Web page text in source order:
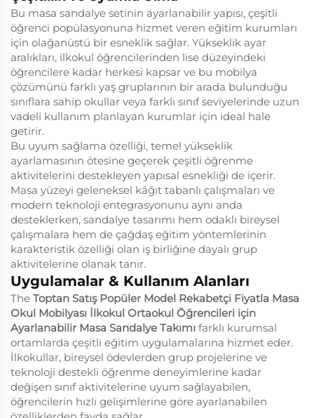
Bu masa sandalye setinin ayarlanabilir yapısı, çeşitli
öğrenci popülasyonuna hizmet veren eğitim kurumları
için olağanüstü bir esneklik sağlar. Yükseklik ayar
aralıkları, ilkokul öğrencilerinden lise düzeyindeki
öğrencilere kadar herkesi kapsar ve bu mobilya
çözümünü farklı yaş gruplarının bir arada bulunduğu
sınıflara sahip okullar veya farklı sınıf seviyelerinde uzun
vadeli kullanım planlayan kurumlar için ideal hale
getirir.
Bu uyum sağlama özelliği, temel yükseklik
ayarlamasının ötesine geçerek çeşitli öğrenme
aktivitelerini destekleyen yapısal esnekliği de içerir.
Masa yüzeyi geleneksel kâğıt tabanlı çalışmaları ve
modern teknoloji entegrasyonunu aynı anda
desteklerken, sandalye tasarımı hem odaklı bireysel
çalışmalara hem de çağdaş eğitim yöntemlerinin
karakteristik özelliği olan iş birliğine dayalı grup
aktivitelerine olanak tanır.
Uygulamalar & Kullanım Alanları
The Toptan Satış Popüler Model Rekabetçi Fiyatla Masa
Okul Mobilyası İlkokul Ortaokul Öğrencileri için
Ayarlanabilir Masa Sandalye Takımı farklı kurumsal
ortamlarda çeşitli eğitim uygulamalarına hizmet eder.
İlkokullar, bireysel ödevlerden grup projelerine ve
teknoloji destekli öğrenme deneyimlerine kadar
değişen sınıf aktivitelerine uyum sağlayabilen,
öğrencilerin hızlı gelişimlerine göre ayarlanabilen